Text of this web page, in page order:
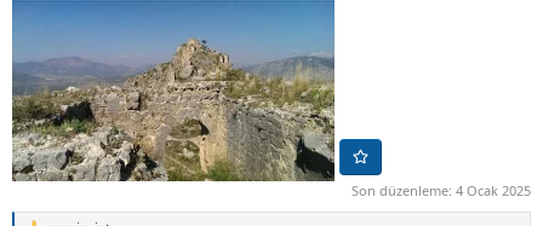
Son düzenleme: 4 Ocak 2025